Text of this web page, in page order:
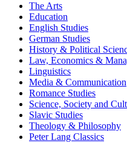
The Arts
Education
English Studies
German Studies
History & Political
Law, Economics &
Linguistics
Media & Communication
Romance Studies
Science, Society and
Slavic Studies
Theology & Philosophy
Peter Lang Classics